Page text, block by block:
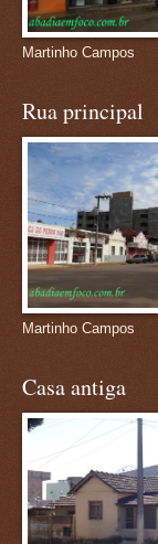
Martinho Campos
Rua principal
Martinho Campos
Casa antiga